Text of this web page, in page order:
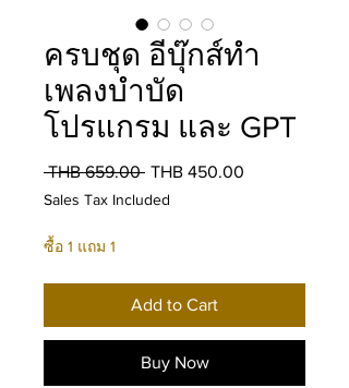
ครบชุด อีบุ๊กส์ทำ
เพลงบำบัด
โปรแกรม และ GPT
THB 659.00 Regular
THB 450.00
Sales Tax Included
ซื้อ 1 แถม 1
Add to Cart
Buy Now